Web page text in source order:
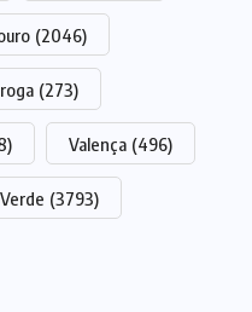
(2046)
(273)
Valença (496)
(3793)